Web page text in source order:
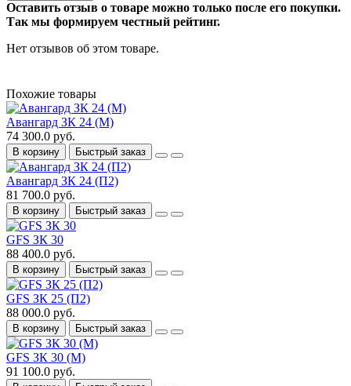
Оставить отзыв о товаре можно только после его покупки.
Так мы формируем честный рейтинг.
Нет отзывов об этом товаре.
Похожие товары
Авангард ЗК 24 (М)
74 300.0 руб.
В корзину Быстрый заказ
Авангард ЗК 24 (П2)
81 700.0 руб.
В корзину Быстрый заказ
GFS ЗК 30
88 400.0 руб.
В корзину Быстрый заказ
GFS ЗК 25 (П2)
88 000.0 руб.
В корзину Быстрый заказ
GFS ЗК 30 (М)
91 100.0 руб.